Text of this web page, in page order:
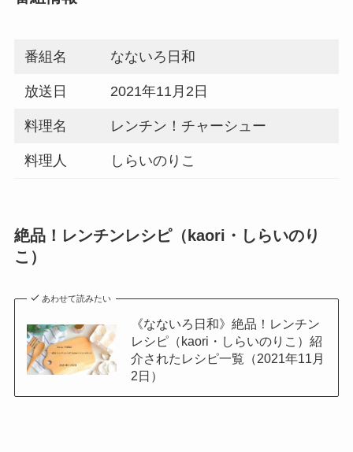
番組名 なないろ日和
放送日 2021年11月2日
料理名 レンチン！チャーシュー
料理人 しらいのりこ
絶品！レンチンレシピ（kaori・しらいのり
こ）
あわせて読みたい
《なないろ日和》絶品！レンチン
レシピ（kaori・しらいのりこ）紹
介されたレシピ一覧（2021年11月
2日）